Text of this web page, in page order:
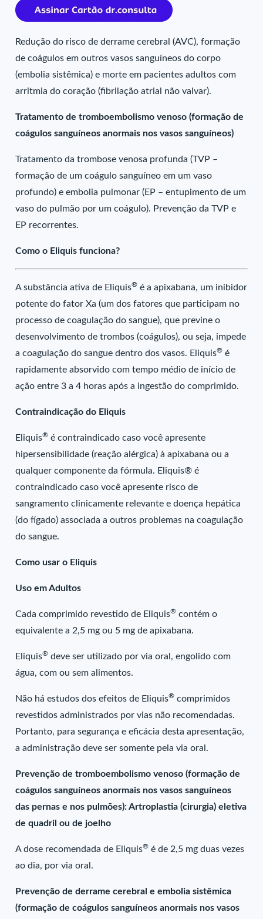
Redução do risco de derrame cerebral (AVC), formação
de coágulos em outros vasos sanguíneos do corpo
(embolia sistêmica) e morte em pacientes adultos com
arritmia do coração (fibrilação atrial não valvar).
Tratamento de tromboembolismo venoso (formação de
coágulos sanguíneos anormais nos vasos sanguíneos)
Tratamento da trombose venosa profunda (TVP –
formação de um coágulo sanguíneo em um vaso
profundo) e embolia pulmonar (EP – entupimento de um
vaso do pulmão por um coágulo). Prevenção da TVP e
EP recorrentes.
Como o Eliquis funciona?
A substância ativa de Eliquis® é a apixabana, um inibidor
potente do fator Xa (um dos fatores que participam no
processo de coagulação do sangue), que previne o
desenvolvimento de trombos (coágulos), ou seja, impede
a coagulação do sangue dentro dos vasos. Eliquis® é
rapidamente absorvido com tempo médio de início de
ação entre 3 a 4 horas após a ingestão do comprimido.
Contraindicação do Eliquis
Eliquis® é contraindicado caso você apresente
hipersensibilidade (reação alérgica) à apixabana ou a
qualquer componente da fórmula. Eliquis® é
contraindicado caso você apresente risco de
sangramento clinicamente relevante e doença hepática
(do fígado) associada a outros problemas na coagulação
do sangue.
Como usar o Eliquis
Uso em Adultos
Cada comprimido revestido de Eliquis® contém o
equivalente a 2,5 mg ou 5 mg de apixabana.
Eliquis® deve ser utilizado por via oral, engolido com
água, com ou sem alimentos.
Não há estudos dos efeitos de Eliquis® comprimidos
revestidos administrados por vias não recomendadas.
Portanto, para segurança e eficácia desta apresentação,
a administração deve ser somente pela via oral.
Prevenção de tromboembolismo venoso (formação de
coágulos sanguíneos anormais nos vasos sanguíneos
das pernas e nos pulmões): Artroplastia (cirurgia) eletiva
de quadril ou de joelho
A dose recomendada de Eliquis® é de 2,5 mg duas vezes
ao dia, por via oral.
Prevenção de derrame cerebral e embolia sistêmica
(formação de coágulos sanguíneos anormais nos vasos